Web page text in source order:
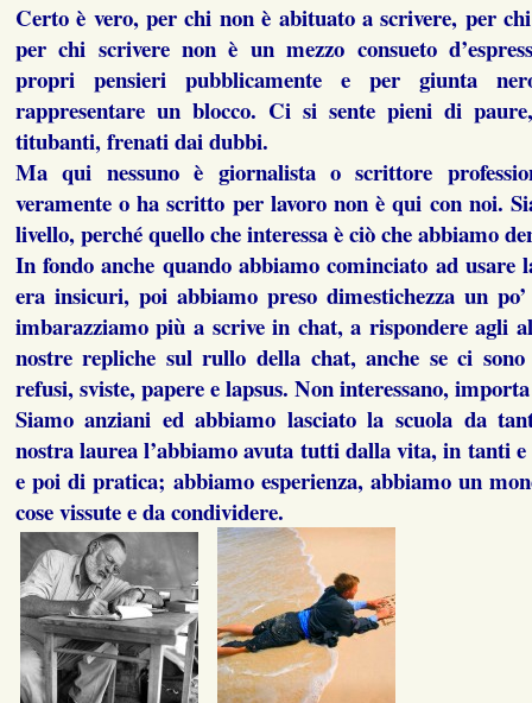
Certo è vero, per chi non è abituato a scrivere, per
per chi scrivere non è un mezzo consueto
propri pensieri pubblicamente e per giunta
rappresentare un blocco. Ci si sente pieni di
titubanti, frenati dai dubbi.
Ma qui nessuno è giornalista o scrittore
veramente o ha scritto per lavoro non è qui con noi.
livello, perché quello che interessa è ciò che abbiamo
In fondo anche quando abbiamo cominciato ad usare
era insicuri, poi abbiamo preso dimestichezza un
imbarazziamo più a scrive in chat, a rispondere agli
nostre repliche sul rullo della chat, anche se ci
refusi, sviste, papere e lapsus. Non interessano,
Siamo anziani ed abbiamo lasciato la scuola da
nostra laurea l’abbiamo avuta tutti dalla vita, in tanti
e poi di pratica; abbiamo esperienza, abbiamo un
cose vissute e da condividere.